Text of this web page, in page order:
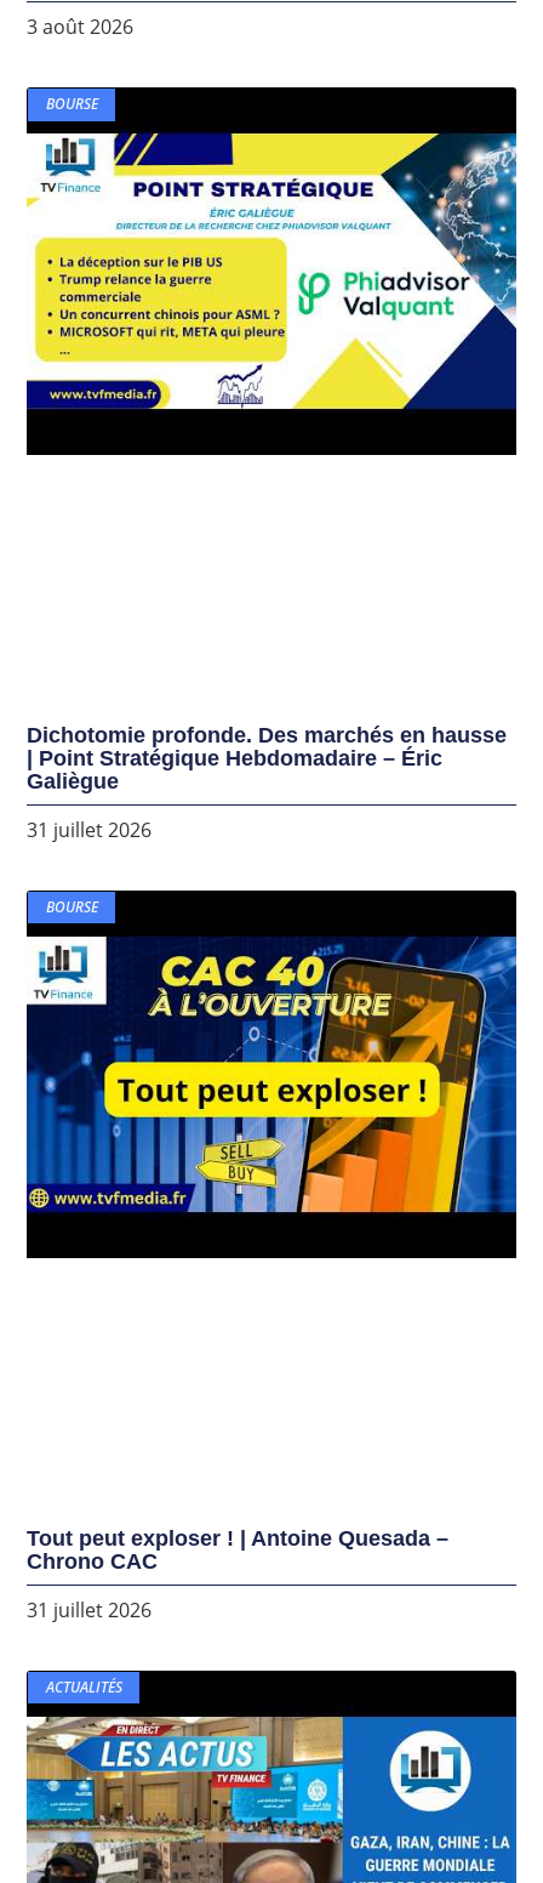
3 août 2026
BOURSE
Dichotomie profonde. Des marchés en hausse
| Point Stratégique Hebdomadaire – Éric
Galiègue
31 juillet 2026
BOURSE
Tout peut exploser ! | Antoine Quesada –
Chrono CAC
31 juillet 2026
ACTUALITÉS